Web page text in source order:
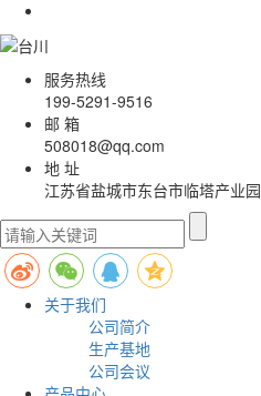
服务热线
199-5291-9516
邮 箱
508018@qq.com
地 址
江苏省盐城市东台市临塔产业园
关于我们
公司简介
生产基地
公司会议